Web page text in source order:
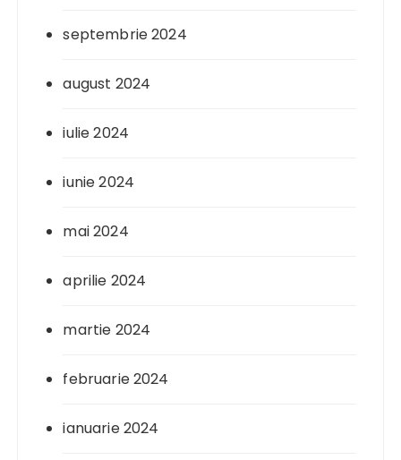
septembrie 2024
august 2024
iulie 2024
iunie 2024
mai 2024
aprilie 2024
martie 2024
februarie 2024
ianuarie 2024